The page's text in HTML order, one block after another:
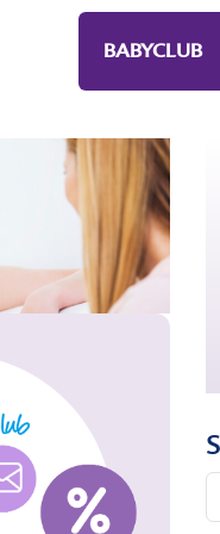
BABYCLUB